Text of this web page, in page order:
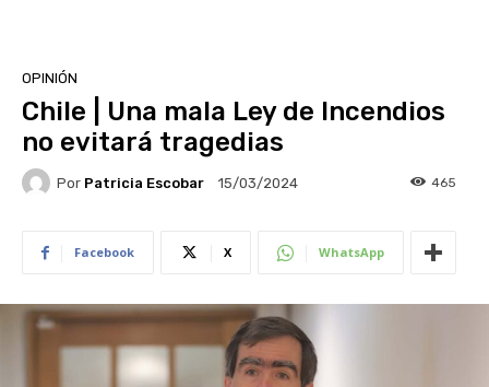
OPINIÓN
Chile | Una mala Ley de Incendios
no evitará tragedias
Por Patricia Escobar 15/03/2024 465
Facebook X WhatsApp